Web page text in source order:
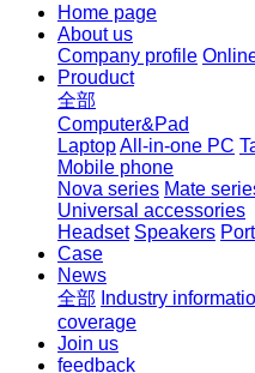
Home page
About us
Company profile
Prouduct
全部
Computer&Pad
LaptopAll-in-one PC
Mobile phone
Nova series Mate
Universal accessories
Headset Speakers
Case
News
全部 Industry
coverage
Join us
feedback